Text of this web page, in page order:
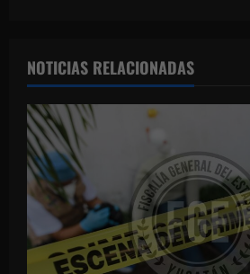
i
ó
n
d
e
e
NOTICIAS RELACIONADAS